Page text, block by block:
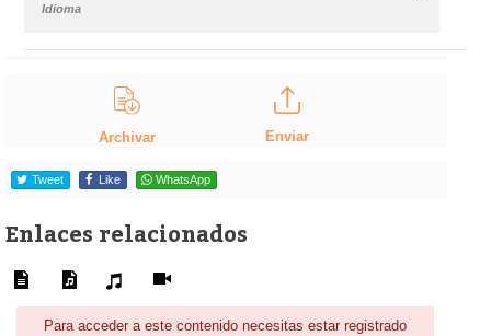
Idioma
Archivar Enviar
Tweet Like WhatsApp
Enlaces relacionados
Para acceder a este contenido necesitas estar registrado